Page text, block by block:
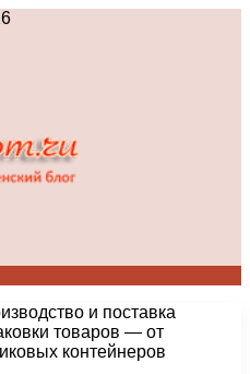
и поставка
товаров — от
контейнеров